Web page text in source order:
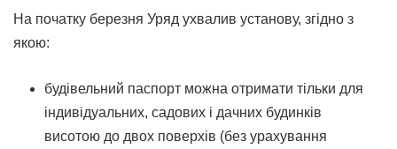
На початку березня Уряд ухвалив установу, згідно з
якою:
будівельний паспорт можна отримати тільки для
індивідуальних, садових і дачних будинків
висотою до двох поверхів (без урахування